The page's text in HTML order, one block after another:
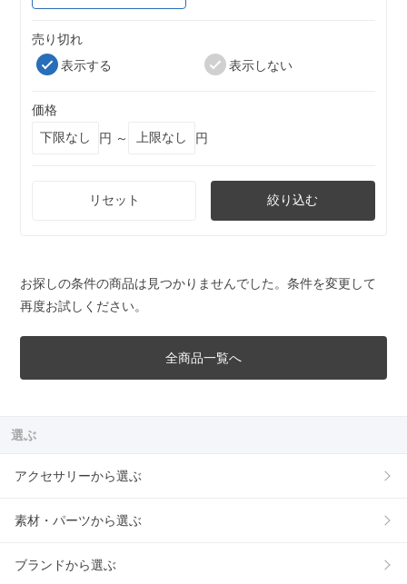
売り切れ
表示する
表示しない
価格
円 ～
円
リセット 絞り込む
お探しの条件の商品は見つかりませんでした。条件を変更して
再度お試しください。
全商品一覧へ
選ぶ
アクセサリーから選ぶ
素材・パーツから選ぶ
ブランドから選ぶ